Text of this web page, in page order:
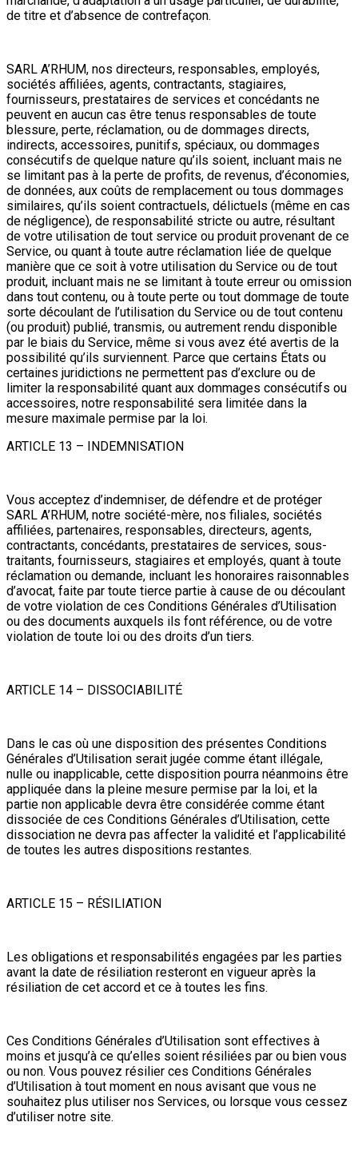
de titre et d’absence de contrefaçon.
SARL A’RHUM, nos directeurs, responsables, employés,
sociétés affiliées, agents, contractants, stagiaires,
fournisseurs, prestataires de services et concédants ne
peuvent en aucun cas être tenus responsables de toute
blessure, perte, réclamation, ou de dommages directs,
indirects, accessoires, punitifs, spéciaux, ou dommages
consécutifs de quelque nature qu’ils soient, incluant mais ne
se limitant pas à la perte de profits, de revenus, d’économies,
de données, aux coûts de remplacement ou tous dommages
similaires, qu’ils soient contractuels, délictuels (même en cas
de négligence), de responsabilité stricte ou autre, résultant
de votre utilisation de tout service ou produit provenant de ce
Service, ou quant à toute autre réclamation liée de quelque
manière que ce soit à votre utilisation du Service ou de tout
produit, incluant mais ne se limitant à toute erreur ou omission
dans tout contenu, ou à toute perte ou tout dommage de toute
sorte découlant de l’utilisation du Service ou de tout contenu
(ou produit) publié, transmis, ou autrement rendu disponible
par le biais du Service, même si vous avez été avertis de la
possibilité qu’ils surviennent. Parce que certains États ou
certaines juridictions ne permettent pas d’exclure ou de
limiter la responsabilité quant aux dommages consécutifs ou
accessoires, notre responsabilité sera limitée dans la
mesure maximale permise par la loi.
ARTICLE 13 – INDEMNISATION
Vous acceptez d’indemniser, de défendre et de protéger
SARL A’RHUM, notre société-mère, nos filiales, sociétés
affiliées, partenaires, responsables, directeurs, agents,
contractants, concédants, prestataires de services, sous-
traitants, fournisseurs, stagiaires et employés, quant à toute
réclamation ou demande, incluant les honoraires raisonnables
d’avocat, faite par toute tierce partie à cause de ou découlant
de votre violation de ces Conditions Générales d’Utilisation
ou des documents auxquels ils font référence, ou de votre
violation de toute loi ou des droits d’un tiers.
ARTICLE 14 – DISSOCIABILITÉ
Dans le cas où une disposition des présentes Conditions
Générales d’Utilisation serait jugée comme étant illégale,
nulle ou inapplicable, cette disposition pourra néanmoins être
appliquée dans la pleine mesure permise par la loi, et la
partie non applicable devra être considérée comme étant
dissociée de ces Conditions Générales d’Utilisation, cette
dissociation ne devra pas affecter la validité et l’applicabilité
de toutes les autres dispositions restantes.
ARTICLE 15 – RÉSILIATION
Les obligations et responsabilités engagées par les parties
avant la date de résiliation resteront en vigueur après la
résiliation de cet accord et ce à toutes les fins.
Ces Conditions Générales d’Utilisation sont effectives à
moins et jusqu’à ce qu’elles soient résiliées par ou bien vous
ou non. Vous pouvez résilier ces Conditions Générales
d’Utilisation à tout moment en nous avisant que vous ne
souhaitez plus utiliser nos Services, ou lorsque vous cessez
d’utiliser notre site.